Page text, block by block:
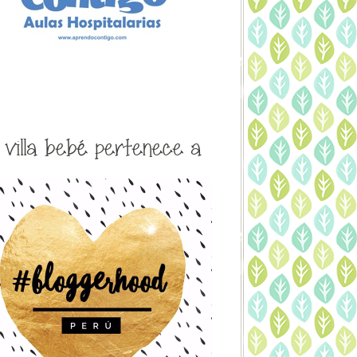
bebé pertenece a